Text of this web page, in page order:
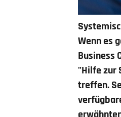
Wenn es
Business
"Hilfe zur
treffen.